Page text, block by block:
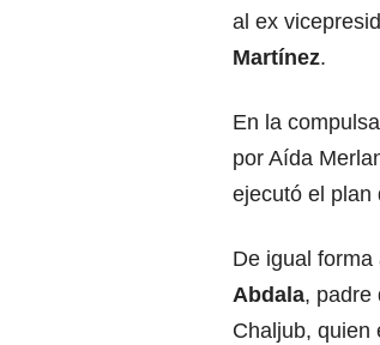
al ex
Martínez.
En la
por Aída
ejecutó el plan
De igual forma
Abdala, padre
Chaljub, quien